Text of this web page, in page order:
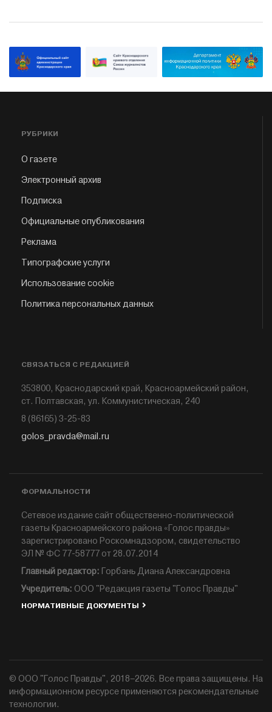
РУБРИКИ
О газете
Электронный архив
Подписка
Официальные опубликования
Реклама
Типографские услуги
Использование cookie
Политика персональных данных
СВЯЗАТЬСЯ С РЕДАКЦИЕЙ
353800, Краснодарский край, Красноармейский район,
ст. Полтавская, ул. Коммунистическая, 240
8 (86165) 3-25-83
golos_pravda@mail.ru
ФОРМАЛЬНОСТИ
Сетевое издание сайт общественно-политической
газеты Красноармейского района «Голос правды»
зарегистрировано Роскомнадзором, свидетельство
ЭЛ № ФС 77-58777 от 28.07.2014
Главный редактор: Горбань Диана Александровна
Учредитель: ООО "Редакция газеты "Голос Правды"
НОРМАТИВНЫЕ ДОКУМЕНТЫ
© ООО "Голос Правды", 2018–2026. Все права защищены. На
информационном ресурсе применяются рекомендательные
технологии.